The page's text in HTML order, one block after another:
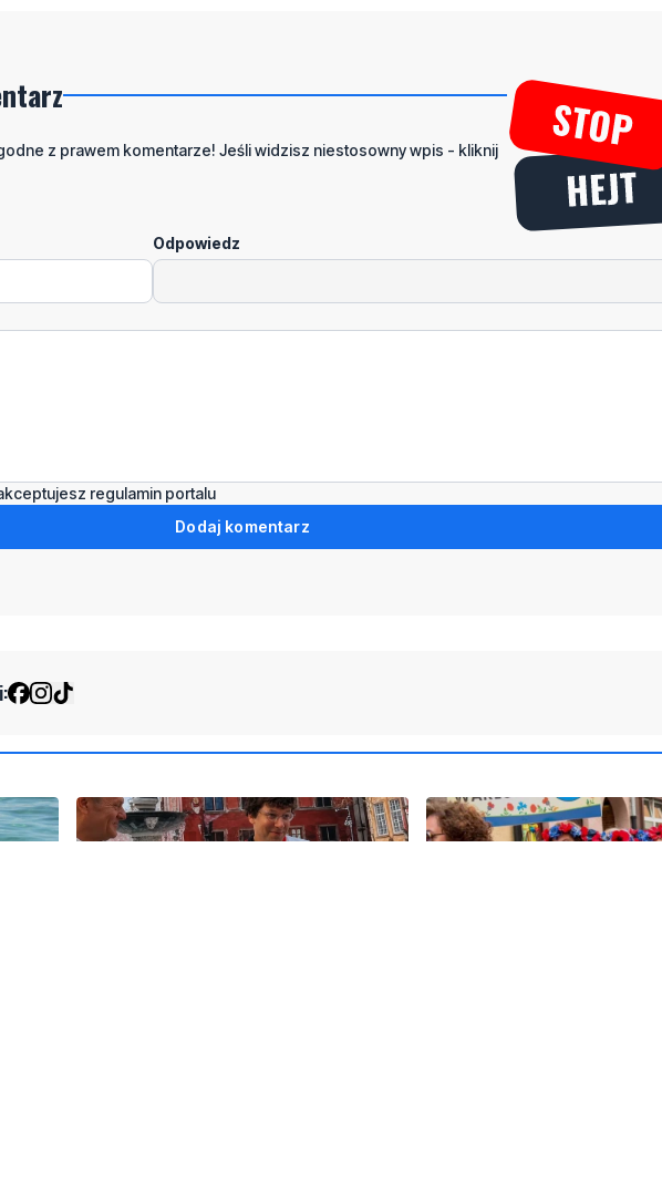
z prawem komentarze! Jeśli widzisz niestosowny wpis - kliknij
Odpowiedz
regulamin portalu
Dodaj komentarz